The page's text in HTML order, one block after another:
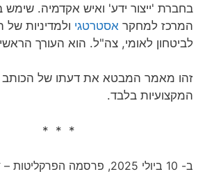
בחברת 'ייצור ידע' ואיש אקדמיה.
המרכז למחקר אסטרטגי ולמדיניות
לביטחון לאומי, צה"ל. הוא העורך
זהו מאמר המבטא את דעתו של הכותב
המקצועיות בלבד.
* * *
ב- 10 ביולי 2025, פרסמה